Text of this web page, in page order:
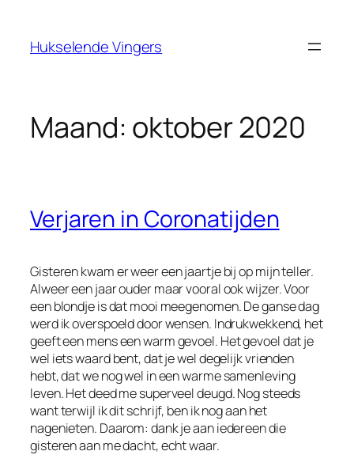
Hukselende Vingers
Maand: oktober 2020
Verjaren in Coronatijden
Gisteren kwam er weer een jaartje bij op mijn teller.
Alweer een jaar ouder maar vooral ook wijzer. Voor
een blondje is dat mooi meegenomen. De ganse dag
werd ik overspoeld door wensen. Indrukwekkend, het
geeft een mens een warm gevoel. Het gevoel dat je
wel iets waard bent, dat je wel degelijk vrienden
hebt, dat we nog wel in een warme samenleving
leven. Het deed me superveel deugd. Nog steeds
want terwijl ik dit schrijf, ben ik nog aan het
nagenieten. Daarom: dank je aan iedereen die
gisteren aan me dacht, echt waar.